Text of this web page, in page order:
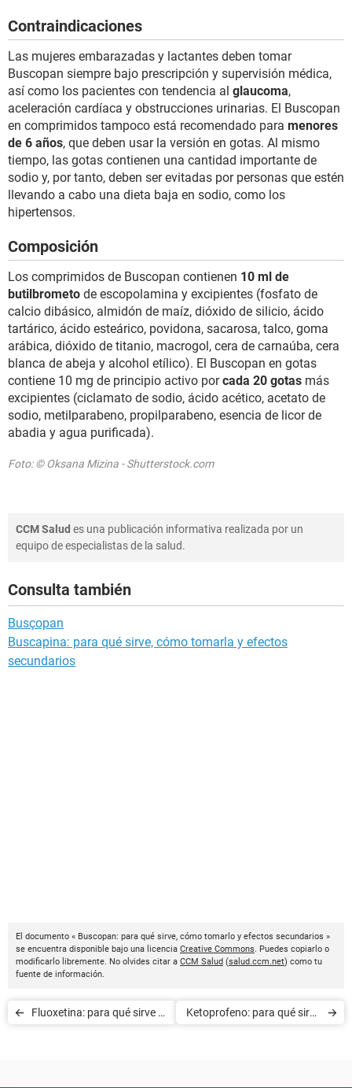
Contraindicaciones
Las mujeres embarazadas y lactantes deben tomar
Buscopan siempre bajo prescripción y supervisión médica,
así como los pacientes con tendencia al glaucoma,
aceleración cardíaca y obstrucciones urinarias. El Buscopan
en comprimidos tampoco está recomendado para menores
de 6 años, que deben usar la versión en gotas. Al mismo
tiempo, las gotas contienen una cantidad importante de
sodio y, por tanto, deben ser evitadas por personas que estén
llevando a cabo una dieta baja en sodio, como los
hipertensos.
Composición
Los comprimidos de Buscopan contienen 10 ml de
butilbrometo de escopolamina y excipientes (fosfato de
calcio dibásico, almidón de maíz, dióxido de silicio, ácido
tartárico, ácido esteárico, povidona, sacarosa, talco, goma
arábica, dióxido de titanio, macrogol, cera de carnaúba, cera
blanca de abeja y alcohol etílico). El Buscopan en gotas
contiene 10 mg de principio activo porcada 20 gotas más
excipientes (ciclamato de sodio, ácido acético, acetato de
sodio, metilparabeno, propilparabeno, esencia de licor de
abadia y agua purificada).
Foto: © Oksana Mizina - Shutterstock.com
CCM Salud es una publicación informativa realizada por un
equipo de especialistas de la salud.
Consulta también
Busçopan
Buscapina: para qué sirve, cómo tomarla y efectos
secundarios
El documento « Buscopan: para qué sirve, cómo tomarlo y efectos secundarios »
se encuentra disponible bajo una licencia Creative Commons. Puedes copiarlo o
modificarlo libremente. No olvides citar a CCM Salud (salud.ccm.net) como tu
fuente de información.
Fluoxetina: para qué sirve y
Ketoprofeno: para qué sirve